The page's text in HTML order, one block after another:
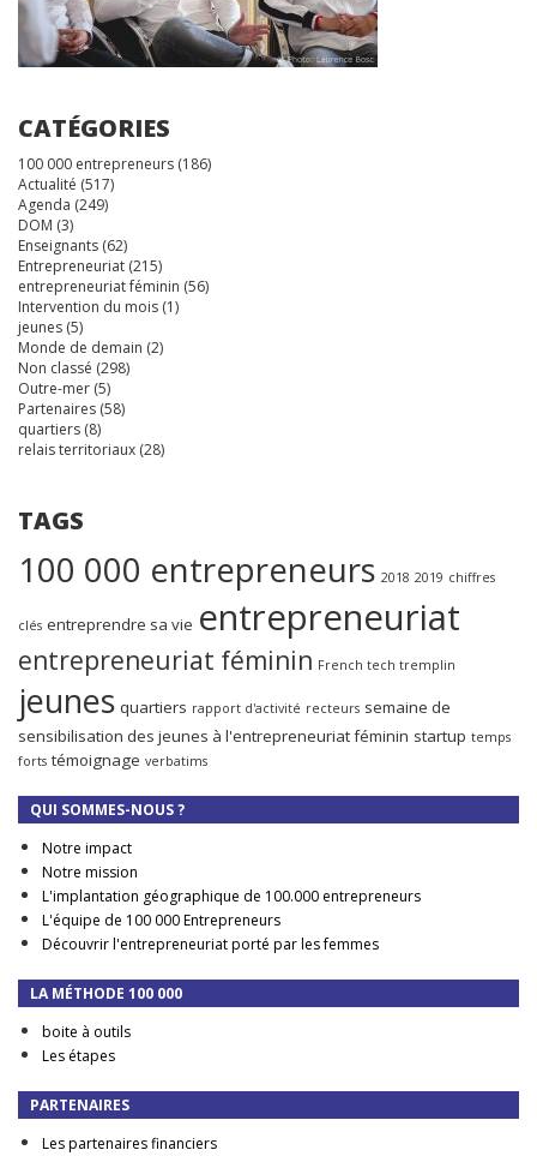
CATÉGORIES
100 000 entrepreneurs (186)
Actualité (517)
Agenda (249)
DOM (3)
Enseignants (62)
Entrepreneuriat (215)
entrepreneuriat féminin (56)
Intervention du mois (1)
jeunes (5)
Monde de demain (2)
Non classé (298)
Outre-mer (5)
Partenaires (58)
quartiers (8)
relais territoriaux (28)
TAGS
100 000 entrepreneurs 2018 2019 chiffres
clés entreprendre sa vie entrepreneuriat
entrepreneuriat féminin French tech tremplin
jeunes quartiers rapport d'activité recteurs semaine de
sensibilisation des jeunes à l'entrepreneuriat féminin startup temps
forts témoignage verbatims
QUI SOMMES-NOUS ?
Notre impact
Notre mission
L'implantation géographique de 100.000 entrepreneurs
L'équipe de 100 000 Entrepreneurs
Découvrir l'entrepreneuriat porté par les femmes
LA MÉTHODE 100 000
boite à outils
Les étapes
PARTENAIRES
Les partenaires financiers